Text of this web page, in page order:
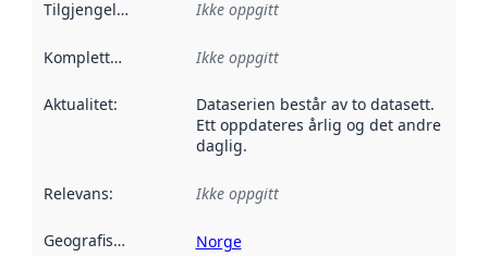
Tilgjengelighet Ikke oppgitt
Kompletthet Ikke oppgitt
Aktualitet:
Dataserien består av to datasett.
Ett oppdateres årlig og det andre
daglig.
Relevans: Ikke oppgitt
Geografisk avgrensning :
Norge